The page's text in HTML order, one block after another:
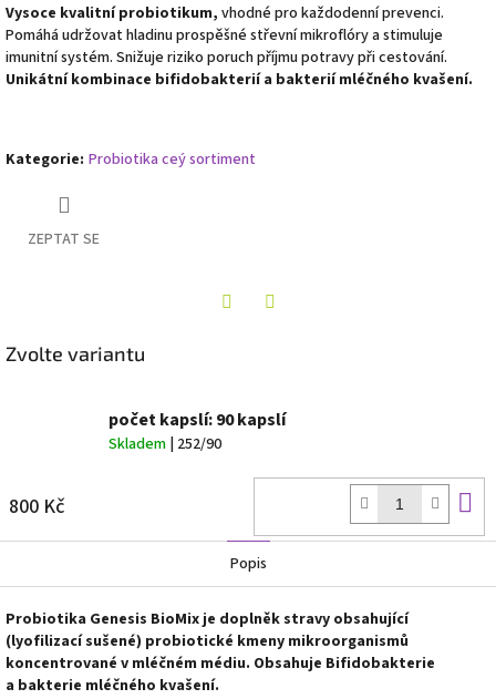
Vysoce kvalitní probiotikum, vhodné pro každodenní prevenci.
Pomáhá udržovat hladinu prospěšné střevní mikroflóry a stimuluje
imunitní systém. Snižuje riziko poruch příjmu potravy při cestování.
Unikátní kombinace bifidobakterií a bakterií mléčného kvašení.
Kategorie: Probiotika ceý sortiment
ZEPTAT SE
Zvolte variantu
počet kapslí: 90 kapslí
Skladem | 252/90
800 Kč
Popis
Probiotika Genesis BioMix je doplněk stravy obsahující
(lyofilizací sušené) probiotické kmeny mikroorganismů
koncentrované v mléčném médiu. Obsahuje Bifidobakterie
a bakterie mléčného kvašení.